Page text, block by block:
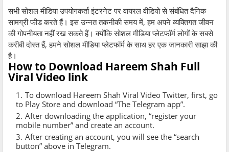
सभी सोशल मीडिया उपयोगकर्ता इंटरनेट पर वायरल वीडियो से संबंधित दैनिक
सामग्री फीड करते हैं। इस उन्नत तकनीकी समय में, हम अपने व्यक्तिगत जीवन
की गोपनीयता नहीं रख सकते हैं। क्योंकि सोशल मीडिया प्लेटफॉर्म लोगों के सबसे
करीबी दोस्त हैं, हमने सोशल मीडिया प्लेटफॉर्म के साथ हर एक जानकारी साझा की
है।
How to Download Hareem Shah Full
Viral Video link
To download Hareem Shah Viral Video Twitter, first, go
to Play Store and download “The Telegram app”.
After downloading the application, “register your
mobile number” and create an account.
After creating an account, you will see the “search
button” above in Telegram.